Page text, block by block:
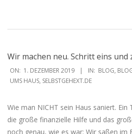
Wir machen neu. Schritt eins und
2019-
12-
ON: 1. DEZEMBER 2019 IN: BLOG,
UMS HAUS, SELBSTGEHEXT.DE
Wie man NICHT sein Haus saniert. Ein
die große finanzielle Hilfe und das
noch genau, wie es war: Wir saßen im